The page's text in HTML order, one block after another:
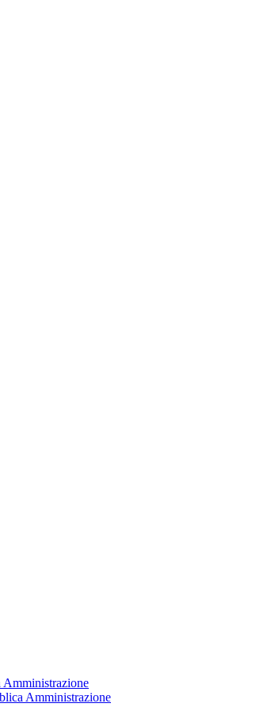
Amministrazione
Amministrazione